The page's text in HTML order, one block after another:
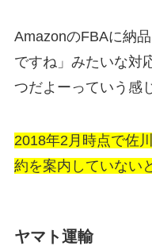
AmazonのFBAに納
ですね」みたいな対
つだよーっていう感
2018年2月時点で佐
約を案内していない
ヤマト運輸